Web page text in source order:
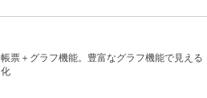
帳票＋グラフ機能。豊富なグラフ機能で見える
化